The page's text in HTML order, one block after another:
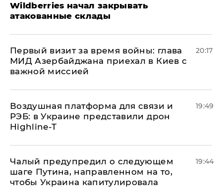
Wildberries начал закрывать
атакованные склады
Первый визит за время войны: глава
МИД Азербайджана приехал в Киев с
важной миссией
20:17
Воздушная платформа для связи и
РЭБ: в Украине представили дрон
Highline-T
19:49
Чалый предупредил о следующем
шаге Путина, направленном на то,
чтобы Украина капитулировала
19:44